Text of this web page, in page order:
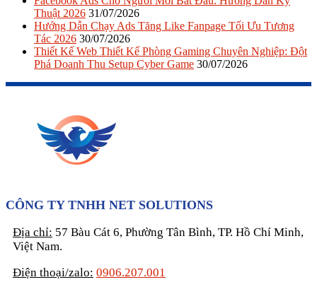
Thuật 2026 31/07/2026
Hướng Dẫn Chạy Ads Tăng Like Fanpage Tối Ưu Tương
Tác 2026 30/07/2026
Thiết Kế Web Thiết Kế Phòng Gaming Chuyên Nghiệp: Đột
Phá Doanh Thu Setup Cyber Game 30/07/2026
CÔNG TY TNHH NET SOLUTIONS
Địa chỉ: 57 Bàu Cát 6, Phường Tân Bình, TP. Hồ Chí Minh,
Việt Nam.
Điện thoại/zalo: 0906.207.001